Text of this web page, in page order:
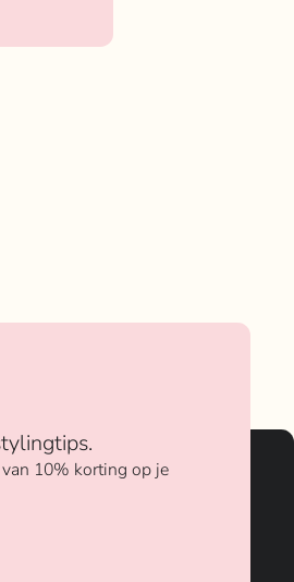
10% korting op je